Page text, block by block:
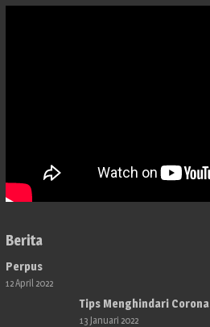
Berita
Perpus
12 April 2022
Tips Menghindari Corona
13 Januari 2022